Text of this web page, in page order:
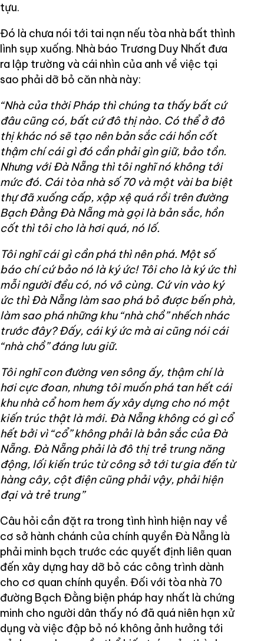
tựu.
Đó là chưa nói tới tai nạn nếu tòa nhà bất thình
lình sụp xuống. Nhà báo Trương Duy Nhất đưa
ra lập trường và cái nhìn của anh về việc tại
sao phải dỡ bỏ căn nhà này:
“Nhà của thời Pháp thì chúng ta thấy bất cứ
đâu cũng có, bất cứ đô thị nào. Có thể ở đô
thị khác nó sẽ tạo nên bản sắc cái hồn cốt
thậm chí cái gì đó cần phải gìn giữ, bảo tồn.
Nhưng với Đà Nẵng thì tôi nghĩ nó không tới
mức đó. Cái tòa nhà số 70 và một vài ba biệt
thự đã xuống cấp, xập xệ quá rồi trên đường
Bạch Đằng Đà Nẵng mà gọi là bản sắc, hồn
cốt thì tôi cho là hơi quá, nó lố.
Tôi nghĩ cái gì cần phá thì nên phá. Một số
báo chí cứ bảo nó là ký ức! Tôi cho là ký ức thì
mỗi người đều có, nó vô cùng. Cứ vin vào ký
ức thì Đà Nẵng làm sao phá bỏ được bến phà,
làm sao phá những khu “nhà chồ” nhếch nhác
trước đây? Đấy, cái ký ức mà ai cũng nói cái
“nhà chồ” đáng lưu giữ.
Tôi nghĩ con đường ven sông ấy, thậm chí là
hơi cực đoan, nhưng tôi muốn phá tan hết cái
khu nhà cổ hom hem ấy xây dựng cho nó một
kiến trúc thật là mới. Đà Nẵng không có gì cổ
hết bởi vì “cổ” không phải là bản sắc của Đà
Nẵng. Đà Nẵng phải là đô thị trẻ trung năng
động, lối kiến trúc từ công sở tới tư gia đến từ
hàng cây, cột điện cũng phải vậy, phải hiện
đại và trẻ trung”
Câu hỏi cần đặt ra trong tình hình hiện nay về
cơ sở hành chánh của chính quyền Đà Nẵng là
phải minh bạch trước các quyết định liên quan
đến xây dựng hay dỡ bỏ các công trình dành
cho cơ quan chính quyền. Đối với tòa nhà 70
đường Bạch Đằng biện pháp hay nhất là chứng
minh cho người dân thấy nó đã quá niên hạn xử
dụng và việc đập bỏ nó không ảnh hưởng tới